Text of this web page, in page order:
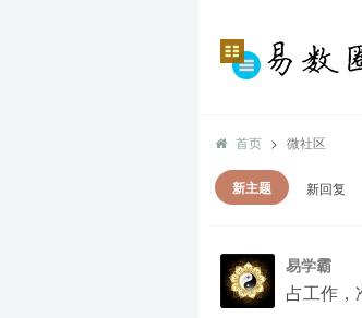
首页 微社区
新主题 新回复
易学霸
占工作，